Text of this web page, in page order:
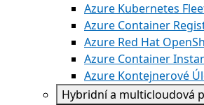
Azure Kubernetes
Azure Container
Azure Red Hat
Azure Container
Azure Kontejnerové
Hybridní a multicloudová